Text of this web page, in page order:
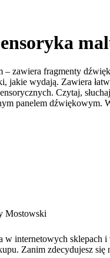
zawiera fragmenty
jakie wydają. Zawiera
Czytaj,
panelem
Mostowski
internetowych sklepach
Zanim zdecydujesz się